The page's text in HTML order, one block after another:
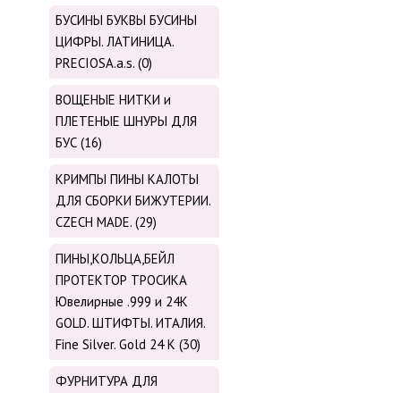
БУСИНЫ БУКВЫ БУСИНЫ
ЦИФРЫ. ЛАТИНИЦА.
PRECIOSA.a.s. (0)
ВОЩЕНЫЕ НИТКИ и
ПЛЕТЕНЫЕ ШНУРЫ ДЛЯ
БУС (16)
КРИМПЫ ПИНЫ КАЛОТЫ
ДЛЯ СБОРКИ БИЖУТЕРИИ.
CZECH MADE. (29)
ПИНЫ,КОЛЬЦА,БЕЙЛ
ПРОТЕКТОР ТРОСИКА
Ювелирные .999 и 24К
GOLD. ШТИФТЫ. ИТАЛИЯ.
Fine Silver. Gold 24 K (30)
ФУРНИТУРА ДЛЯ